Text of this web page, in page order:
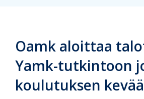
Oamk aloittaa
Yamk-tutkintoon
koulutuksen